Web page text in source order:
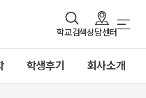
학교검색상담센터
학생후기 회사소개